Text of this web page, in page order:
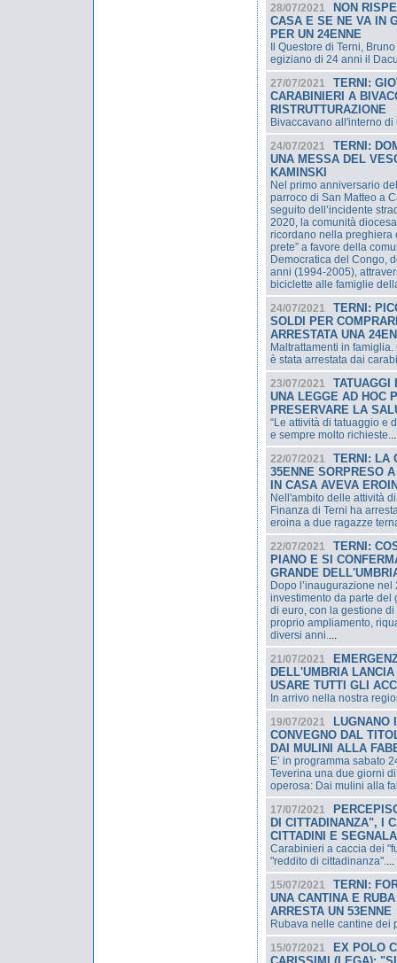
28/07/2021
NON
CASA E SE NE VA IN
PER UN 24ENNE
Il Questore di Terni,
egiziano di 24 anni il
27/07/2021
TERNI:
CARABINIERI A
RISTRUTTURAZIONE
Bivaccavano all'interno
24/07/2021
TERNI:
UNA MESSA DEL
KAMINSKI
Nel primo anniversario
parroco di San Matteo a
seguito dell’incidente
2020, la comunità
ricordano nella preghiera
prete” a favore della
Democratica del Congo,
anni (1994-2005),
biciclette alle famiglie
24/07/2021
TERNI:
SOLDI PER
ARRESTATA UNA
Maltrattamenti in
è stata arrestata dai
23/07/2021
TATUAGGI
UNA LEGGE AD HOC
PRESERVARE LA
“Le attività di tatuaggio e
e sempre molto richieste.
22/07/2021
TERNI: LA
35ENNE SORPRESO
IN CASA AVEVA
Nell'ambito delle attività
Finanza di Terni ha
eroina a due ragazze
22/07/2021
TERNI:
PIANO E SI
GRANDE
Dopo l’inaugurazione
investimento da parte del
di euro, con la gestione
proprio ampliamento,
diversi anni....
21/07/2021
DELL'UMBRIA
USARE TUTTI GLI
In arrivo nella nostra
19/07/2021
LUGNANO
CONVEGNO DAL
DAI MULINI ALLA
E’ in programma sabato
Teverina una due giorni
operosa: Dai mulini alla
17/07/2021
DI CITTADINANZA", I
CITTADINI E
Carabinieri a caccia dei
"reddito di cittadinanza"....
15/07/2021
TERNI:
UNA CANTINA E
ARRESTA UN 53ENNE
Rubava nelle cantine dei
15/07/2021
EX POLO